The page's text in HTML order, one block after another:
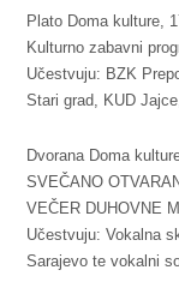
Plato Doma kulture,
Kulturno zabavni
Učestvuju: BZK
Stari grad, KUD
Dvorana Doma
SVEČANO
VEČER DUHOVNE
Učestvuju: Vokalna
Sarajevo te vokalni